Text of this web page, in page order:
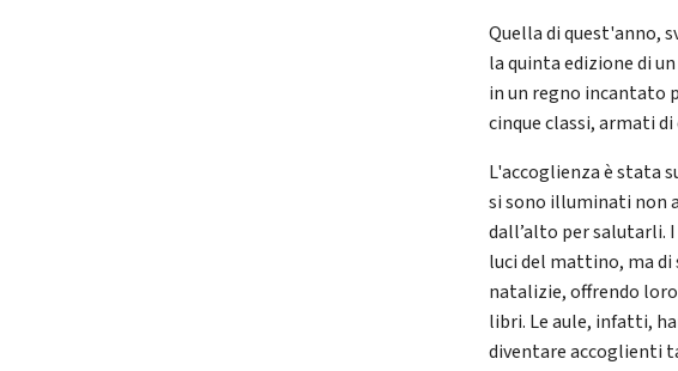
Quella di quest'anno,
la quinta edizione di
in un regno incantato
cinque classi, armati
L'accoglienza è stata
si sono illuminati non
dall’alto per salutarli.
luci del mattino, ma di
natalizie, offrendo
libri. Le aule, infatti,
diventare accoglienti